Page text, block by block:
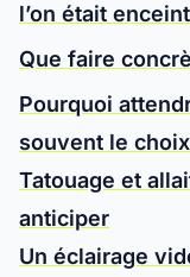
l’on était
Que faire
Pourquoi
souvent le
Tatouage et
anticiper
Un éclairage